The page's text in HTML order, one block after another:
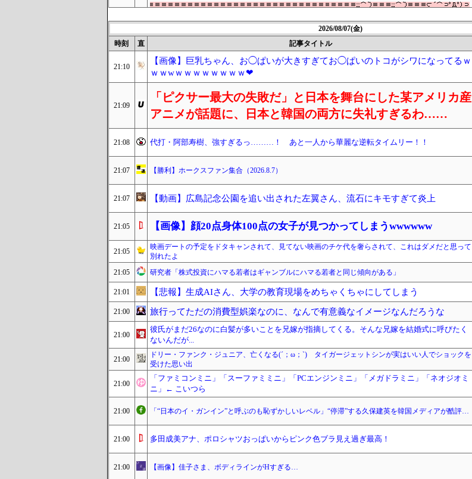
2026/08/07(金)
時刻
直 記事タイトル
21:10
【画像】巨乳ちゃん、お◯ぱいが大きすぎてお◯ぱいのトコがシワになってるｗ
ｗｗwｗｗｗｗｗｗｗｗ❤
21:09
「ピクサー最大の失敗だ」と日本を舞台にした某アメリカ産
アニメが話題に、日本と韓国の両方に失礼すぎるわ……
21:08 代打・阿部寿樹、強すぎるっ………！ あと一人から華麗な逆転タイムリー！！
21:07 【勝利】ホークスファン集合（2026.8.7）
21:07 【動画】広島記念公園を追い出された左翼さん、流石にキモすぎて炎上
21:05 【画像】顔20点身体100点の女子が見つかってしまうwwwwww
21:05
映画デートの予定をドタキャンされて、見てない映画のチケ代を奢らされて、これはダメだと思って
別れたよ
21:05 研究者「株式投資にハマる若者はギャンブルにハマる若者と同じ傾向がある」
21:01 【悲報】生成AIさん、大学の教育現場をめちゃくちゃにしてしまう
21:00 旅行ってただの消費型娯楽なのに、なんで有意義なイメージなんだろうな
21:00
彼氏がまだ26なのに白髪が多いことを兄嫁が指摘してくる。そんな兄嫁を結婚式に呼びたく
ないんだが...
21:00
ドリー・ファンク・ジュニア、亡くなる(´；ω；`) タイガージェットシンが実はいい人でショックを
受けた思い出
21:00
「ファミコンミニ」「スーファミミニ」「PCエンジンミニ」「メガドラミニ」「ネオジオミ
ニ」← こいつら
21:00 「“日本のイ・ガンイン”と呼ぶのも恥ずかしいレベル」“停滞”する久保建英を韓国メディアが酷評…
21:00 多田成美アナ、ポロシャツおっぱいからピンク色ブラ見え過ぎ最高！
21:00 【画像】佳子さま、ボディラインがHすぎる…